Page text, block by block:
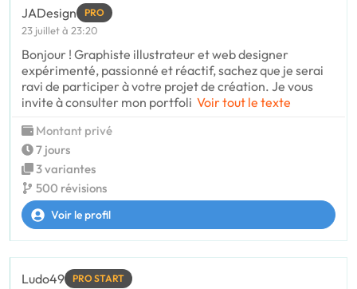
JADesign PRO
23 juillet à 23:20
Bonjour ! Graphiste illustrateur et web designer
expérimenté, passionné et réactif, sachez que je serai
ravi de participer à votre projet de création. Je vous
invite à consulter mon portfoli Voir tout le texte
Montant privé
7 jours
3 variantes
500 révisions
Voir le profil
Ludo49 PRO START